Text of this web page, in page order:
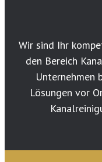
Wir sind Ihr
den Bereich
Unternehmen
Lösungen vor